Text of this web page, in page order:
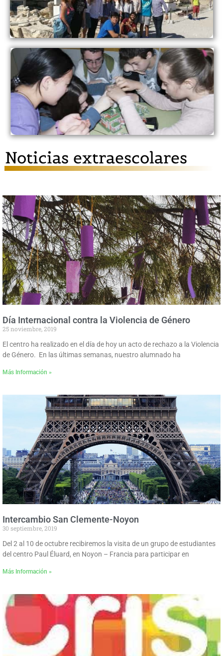
Semana Cultural
Noticias extraescolares
Día Internacional contra la Violencia de Género
25 noviembre, 2019
El centro ha realizado en el día de hoy un acto de rechazo a la Violencia
de Género. En las últimas semanas, nuestro alumnado ha
Más Información »
Intercambio San Clemente-Noyon
30 septiembre, 2019
Del 2 al 10 de octubre recibiremos la visita de un grupo de estudiantes
del centro Paul Éluard, en Noyon – Francia para participar en
Más Información »